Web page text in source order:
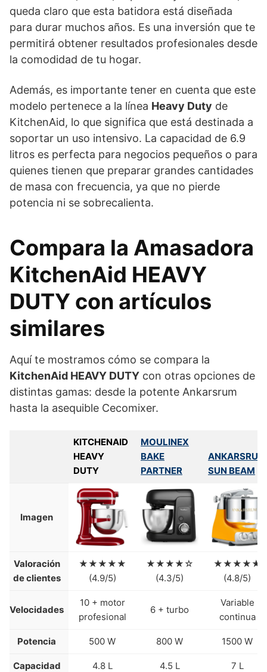
queda claro que esta batidora está diseñada
para durar muchos años. Es una inversión que te
permitirá obtener resultados profesionales desde
la comodidad de tu hogar.
Además, es importante tener en cuenta que este
modelo pertenece a la línea Heavy Duty de
KitchenAid, lo que significa que está destinada a
soportar un uso intensivo. La capacidad de 6.9
litros es perfecta para negocios pequeños o para
quienes tienen que preparar grandes cantidades
de masa con frecuencia, ya que no pierde
potencia ni se sobrecalienta.
Compara la Amasadora
KitchenAid HEAVY
DUTY con artículos
similares
Aquí te mostramos cómo se compara la
KitchenAid HEAVY DUTY con otras opciones de
distintas gamas: desde la potente Ankarsrum
hasta la asequible Cecomixer.
KITCHENAID
HEAVY
DUTY
MOULINEX
BAKE
PARTNER
ANKARSRUM
SUN BEAM
Imagen
Valoración
de clientes
★★★★★
(4.9/5)
★★★★☆
(4.3/5)
★★★★★
(4.8/5)
Velocidades
10 + motor
profesional
6 + turbo
Variable
continua
Potencia 500 W 800 W 1500 W
Capacidad 4.8 L 4.5 L 7 L